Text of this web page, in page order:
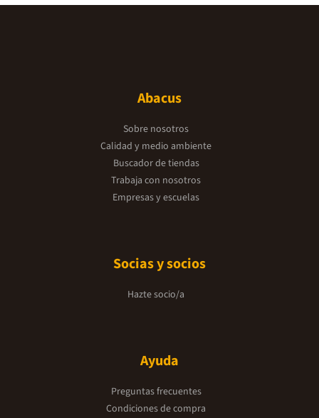
Abacus
Sobre nosotros
Calidad y medio ambiente
Buscador de tiendas
Trabaja con nosotros
Empresas y escuelas
Socias y socios
Hazte socio/a
Ayuda
Preguntas frecuentes
Condiciones de compra